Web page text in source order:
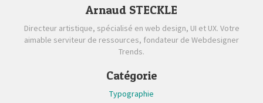
Arnaud STECKLE
Directeur artistique, spécialisé en web design, UI et UX. Votre
aimable serviteur de ressources, fondateur de Webdesigner
Trends.
Catégorie
Typographie